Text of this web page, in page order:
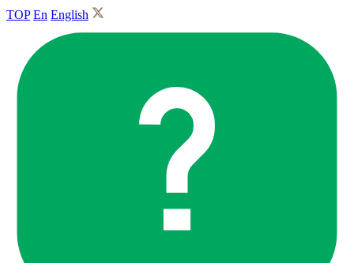
TOP En English